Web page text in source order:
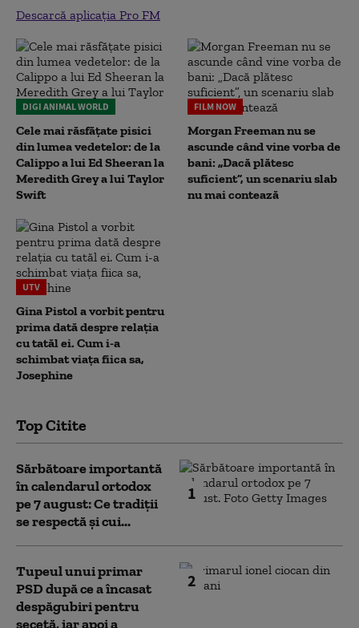
Descarcă aplicația Pro FM
DIGI ANIMAL WORLD
Cele mai răsfățate pisici
din lumea vedetelor: de la
Calippo a lui Ed Sheeran la
Meredith Grey a lui Taylor
Swift
FILM NOW
Morgan Freeman nu se
ascunde când vine vorba de
bani: „Dacă plătesc
suficient”, un scenariu slab
nu mai contează
UTV
Gina Pistol a vorbit pentru
prima dată despre relația
cu tatăl ei. Cum i-a
schimbat viața fiica sa,
Josephine
Top Citite
1
Sărbătoare importantă
în calendarul ortodox
pe 7 august: Ce tradiții
se respectă și cui...
2
Tupeul unui primar
PSD după ce a încasat
despăgubiri pentru
secetă, iar apoi a